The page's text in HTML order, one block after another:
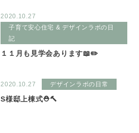
2020.10.27
子育て安心住宅 & デザインラボの日
記
１１月も見学会あります📖✏️
2020.10.27 デザインラボの日常
S様邸上棟式⛑🔨